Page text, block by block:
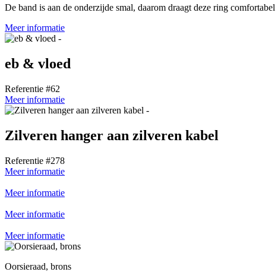
De band is aan de onderzijde smal, daarom draagt deze ring comfortabel
Meer informatie
eb & vloed
Referentie #62
Meer informatie
Zilveren hanger aan zilveren kabel
Referentie #278
Meer informatie
Meer informatie
Meer informatie
Meer informatie
Oorsieraad, brons